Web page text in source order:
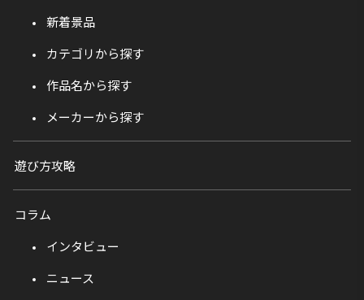
新着景品
カテゴリから探す
作品名から探す
メーカーから探す
遊び方攻略
コラム
インタビュー
ニュース